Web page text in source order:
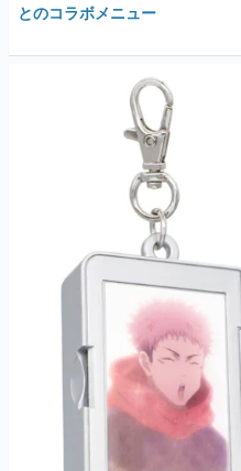
とのコラボメニュー